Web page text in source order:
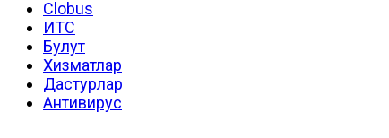
Clobus
ИТС
Булут
Хизматлар
Дастурлар
Антивирус